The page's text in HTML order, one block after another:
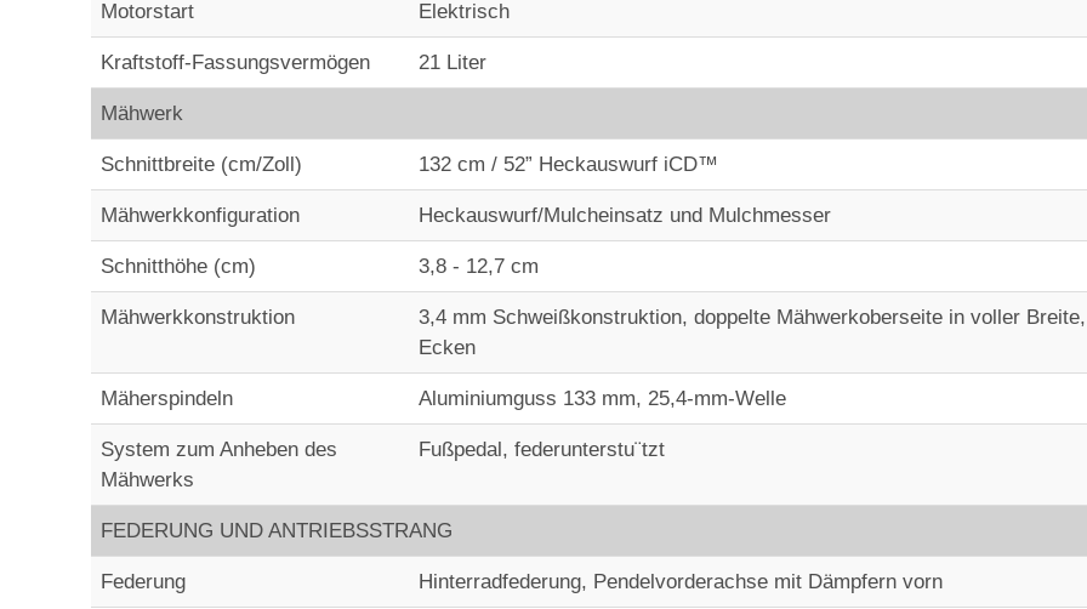
Motorstart Elektrisch
Kraftstoff-Fassungsvermögen 21 Liter
Mähwerk
Schnittbreite (cm/Zoll) 132 cm / 52” Heckauswurf iCD™
Mähwerkkonfiguration Heckauswurf/Mulcheinsatz und Mulchmesser
Schnitthöhe (cm) 3,8 - 12,7 cm
Mähwerkkonstruktion
3,4 mm Schweißkonstruktion, doppelte Mähwerkoberseite in voller
Ecken
Mäherspindeln Aluminiumguss 133 mm, 25,4-mm-Welle
System zum Anheben des
Mähwerks
Fußpedal, federunterstu¨tzt
FEDERUNG UND ANTRIEBSSTRANG
Federung Hinterradfederung, Pendelvorderachse mit Dämpfern vorn